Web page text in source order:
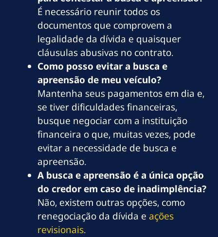
É necessário reunir todos os
documentos que comprovem a
legalidade da dívida e quaisquer
cláusulas abusivas no contrato.
Como posso evitar a busca e
apreensão de meu veículo?
Mantenha seus pagamentos em dia e,
se tiver dificuldades financeiras,
busque negociar com a instituição
financeira o que, muitas vezes, pode
evitar a necessidade de busca e
apreensão.
A busca e apreensão é a única opção
do credor em caso de inadimplência?
Não, existem outras opções, como
renegociação da dívida e ações
revisionais.